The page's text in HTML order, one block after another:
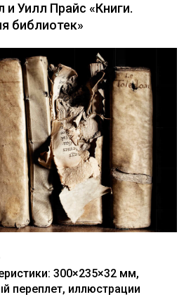
Уилл Прайс «Книги.
библиотек»
300×235×32 мм,
переплет, иллюстрации